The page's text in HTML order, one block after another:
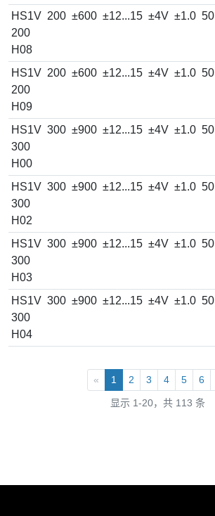
HS1V
200
H08
200 ±600 ±12...15 ±4V ±1.0 50
HS1V
200
H09
200 ±600 ±12...15 ±4V ±1.0 50
HS1V
300
H00
300 ±900 ±12...15 ±4V ±1.0 50
HS1V
300
H02
300 ±900 ±12...15 ±4V ±1.0 50
HS1V
300
H03
300 ±900 ±12...15 ±4V ±1.0 50
HS1V
300
H04
300 ±900 ±12...15 ±4V ±1.0 50
« 1 2 3 4 5 6
显示 1-20，共 113 条